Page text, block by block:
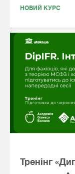
НОВИЙ КУРС
Тренінг